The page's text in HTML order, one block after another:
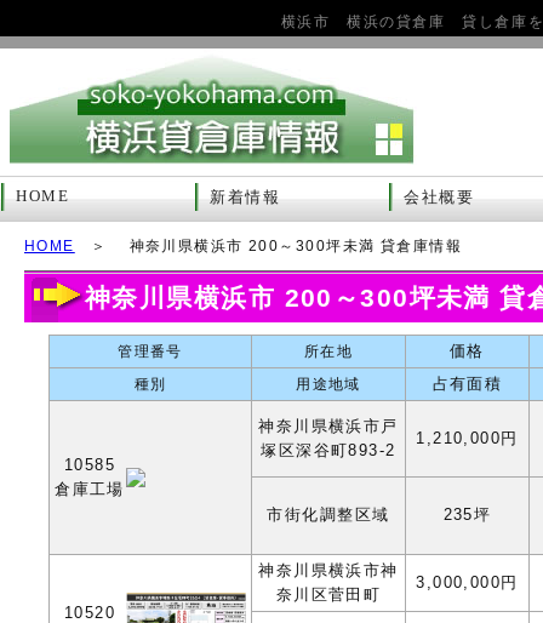
横浜市 横浜の貸倉庫 貸し倉庫
HOME 新着情報 会社概要
HOME ＞ 神奈川県横浜市 200～300坪未満 貸倉庫情報
神奈川県横浜市 200～300坪未満 貸
管理番号 所在地 価格
種別 用途地域 占有面積
10585
倉庫工場
神奈川県横浜市戸
塚区深谷町893-2
1,210,000円
市街化調整区域 235坪
10520
神奈川県横浜市神
奈川区菅田町
3,000,000円